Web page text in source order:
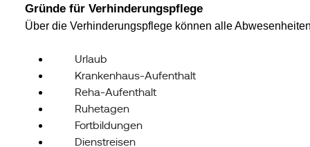
Gründe für Verhinderungspflege
Über die Verhinderungspflege können alle
Urlaub
Krankenhaus-Aufenthalt
Reha-Aufenthalt
Ruhetagen
Fortbildungen
Dienstreisen